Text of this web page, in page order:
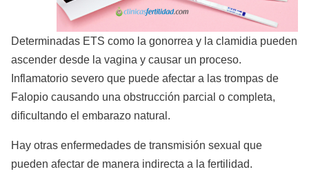
Determinadas ETS como la gonorrea y la clamidia pueden
ascender desde la vagina y causar un proceso.
Inflamatorio severo que puede afectar a las trompas de
Falopio causando una obstrucción parcial o completa,
dificultando el embarazo natural.
Hay otras enfermedades de transmisión sexual que
pueden afectar de manera indirecta a la fertilidad.